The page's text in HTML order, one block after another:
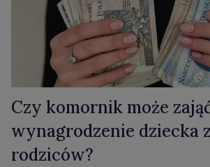
Czy komornik może
wynagrodzenie dziecka
rodziców?